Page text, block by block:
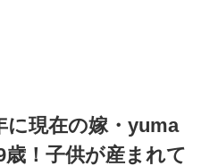
に現在の嫁・yuma
歳！子供が産まれて